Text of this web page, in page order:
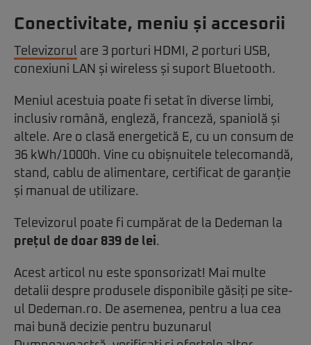
Conectivitate, meniu și accesorii
Televizorul are 3 porturi HDMI, 2 porturi USB,
conexiuni LAN și wireless și suport Bluetooth.
Meniul acestuia poate fi setat în diverse limbi,
inclusiv română, engleză, franceză, spaniolă și
altele. Are o clasă energetică E, cu un consum de
36 kWh/1000h. Vine cu obișnuitele telecomandă,
stand, cablu de alimentare, certificat de garanție
și manual de utilizare.
Televizorul poate fi cumpărat de la Dedeman la
prețul de doar 839 de lei.
Acest articol nu este sponsorizat! Mai multe
detalii despre produsele disponibile găsiți pe site-
ul Dedeman.ro. De asemenea, pentru a lua cea
mai bună decizie pentru buzunarul